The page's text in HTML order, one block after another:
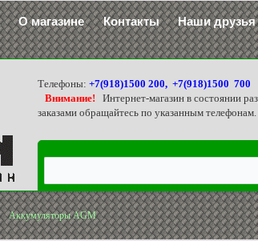
О магазине Контакты
Наши друзья
Телефоны:+7(918)1500 200, +7(918)1500 700
Внимание!
Интернет-магазин в состоянии
заказами обращайтесь по указанным телефонам.
Аккумуляторы AGM